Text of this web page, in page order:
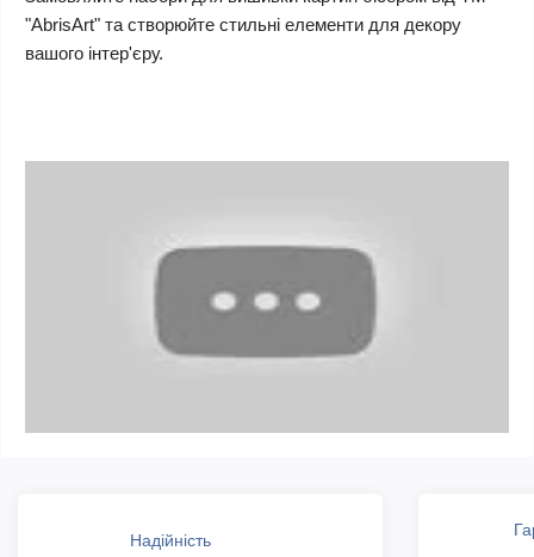
"AbrisArt" та створюйте стильні елементи для декору
вашого інтер'єру.
Надійність